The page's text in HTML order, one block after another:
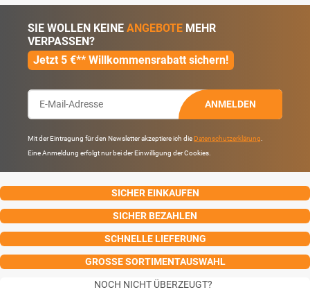
SIE WOLLEN KEINE ANGEBOTE MEHR
VERPASSEN?
Jetzt 5 €** Willkommensrabatt sichern!
ANMELDEN
Mit der Eintragung für den Newsletter akzeptiere ich die Datenschutzerklärung
Eine Anmeldung erfolgt nur bei der Einwilligung der Cookies.
SICHER EINKAUFEN
SICHER BEZAHLEN
SCHNELLE LIEFERUNG
GROSSE SORTIMENTAUSWAHL
NOCH NICHT ÜBERZEUGT?